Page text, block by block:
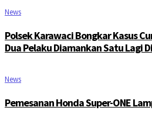
News
Polsek Karawaci Bongkar Kasus
Dua Pelaku Diamankan Satu Lagi
News
Pemesanan Honda Super-ONE